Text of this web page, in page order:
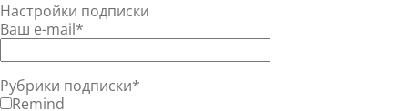
Настройки подписки
Ваш e-mail*
Рубрики подписки*
Remind